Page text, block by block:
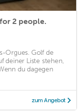
2 people.
Orgues. Golf de
deiner Liste stehen,
du dagegen
zum Angebot